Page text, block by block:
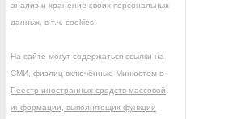
анализ и хранение своих персональных
данных, в т.ч. cookies.
На сайте могут содержаться ссылки на
СМИ, физлиц включённые Минюстом в
Реестр иностранных средств массовой
информации, выполняющих функции